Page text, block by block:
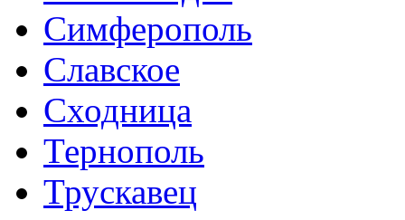
Симферополь
Славское
Сходница
Тернополь
Трускавец